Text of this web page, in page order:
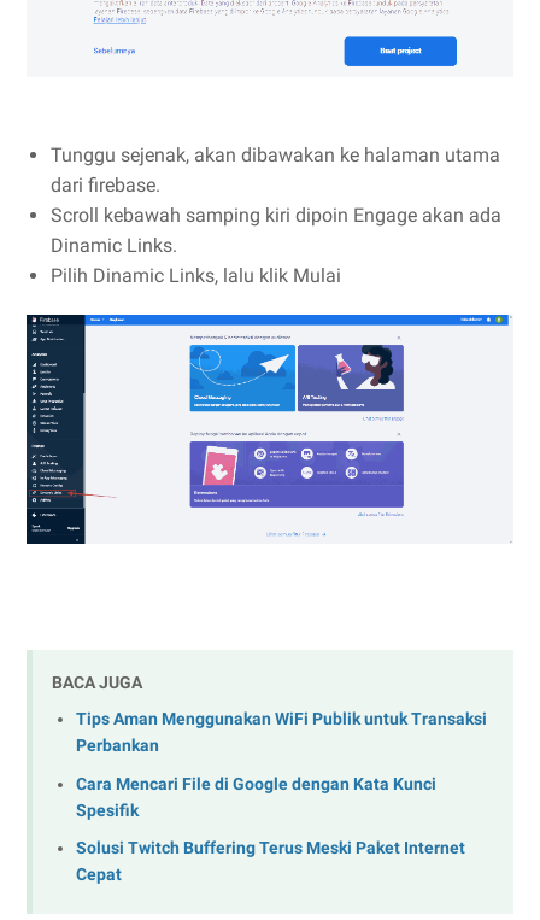
Tunggu sejenak, akan dibawakan ke halaman utama
dari firebase.
Scroll kebawah samping kiri dipoin Engage akan ada
Dinamic Links.
Pilih Dinamic Links, lalu klik Mulai
BACA JUGA
Tips Aman Menggunakan WiFi Publik untuk Transaksi
Perbankan
Cara Mencari File di Google dengan Kata Kunci
Spesifik
Solusi Twitch Buffering Terus Meski Paket Internet
Cepat